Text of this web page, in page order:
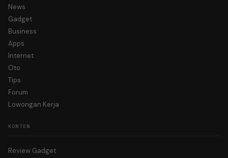
News
Gadget
Business
Apps
Internet
Oto
Tips
Forum
Lowongan Kerja
KONTEN
Review Gadget